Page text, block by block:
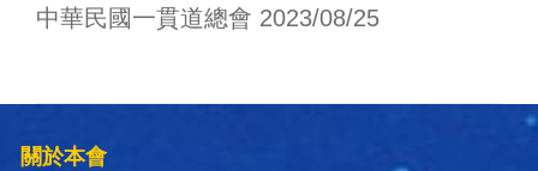
中華民國一貫道總會 2023/08/25
關於本會